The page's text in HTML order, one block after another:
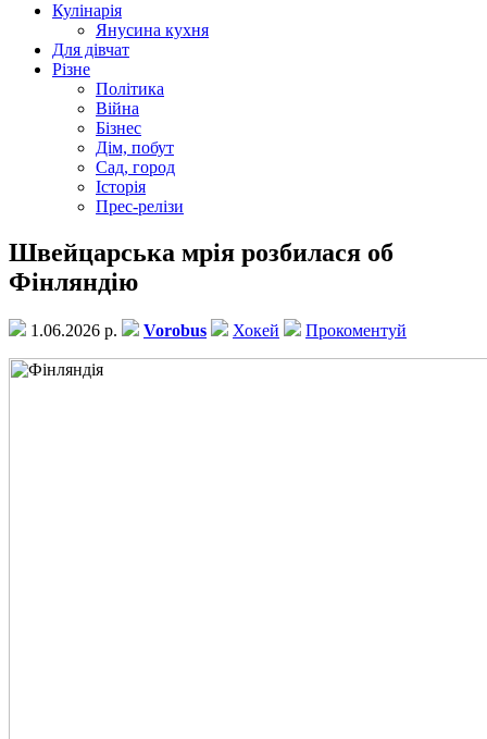
Кулінарія
Янусина кухня
Для дівчат
Різне
Політика
Війна
Бізнес
Дім, побут
Сад, город
Історія
Прес-релізи
Швейцарська мрія розбилася об
Фінляндію
1.06.2026 р. Vorobus Хокей Прокоментуй